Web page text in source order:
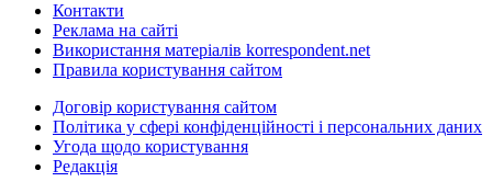
Контакти
Реклама на сайті
Використання матеріалів korrespondent.net
Правила користування сайтом
Договір користування сайтом
Політика у сфері конфіденційності і персональних даних
Угода щодо користування
Редакція